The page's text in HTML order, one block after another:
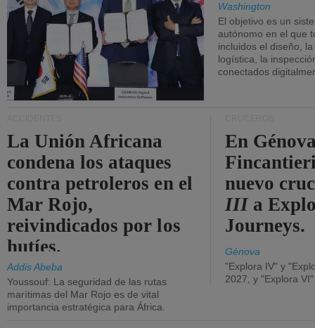
Washington
El objetivo es un
autónomo en el que
incluidos el diseño,
logística, la
conectados
La Unión Africana
condena los ataques
contra petroleros en el
Mar Rojo,
reivindicados por los
hutíes.
Addis Abeba
Youssouf: La seguridad de las rutas
marítimas del Mar Rojo es de vital
importancia estratégica para África.
En
nuevo
III a
Journeys.
Génova
"Explora IV" y
2027, y "Explora